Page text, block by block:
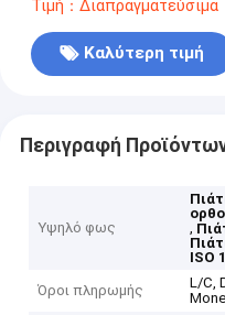
Τιμή：Διαπραγματεύσιμα
Καλύτερη τιμή
Περιγραφή
Υψηλό φως
ορθο
,
ISO
Όροι πληρωμής
L/C,